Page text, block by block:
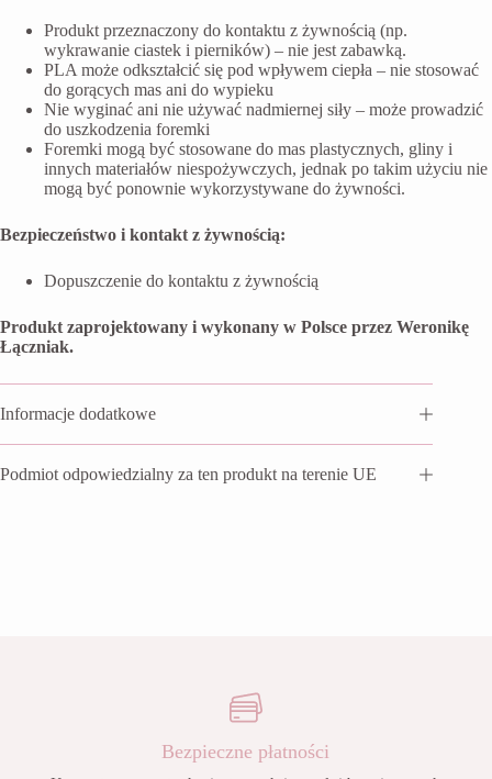
Produkt przeznaczony do kontaktu z żywnością (np.
wykrawanie ciastek i pierników) – nie jest zabawką.
PLA może odkształcić się pod wpływem ciepła – nie stosować
do gorących mas ani do wypieku
Nie wyginać ani nie używać nadmiernej siły – może prowadzić
do uszkodzenia foremki
Foremki mogą być stosowane do mas plastycznych, gliny i
innych materiałów niespożywczych, jednak po takim użyciu nie
mogą być ponownie wykorzystywane do żywności.
Bezpieczeństwo i kontakt z żywnością:
Dopuszczenie do kontaktu z żywnością
Produkt zaprojektowany i wykonany w Polsce przez Weronikę
Łączniak.
Informacje dodatkowe
Podmiot odpowiedzialny za ten produkt na terenie UE
Bezpieczne płatności